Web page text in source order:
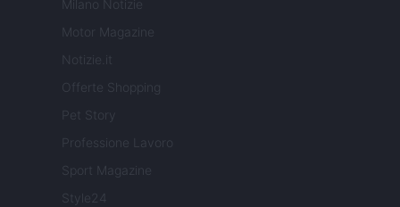
Milano Notizie
Motor Magazine
Notizie.it
Offerte Shopping
Pet Story
Professione Lavoro
Sport Magazine
Style24